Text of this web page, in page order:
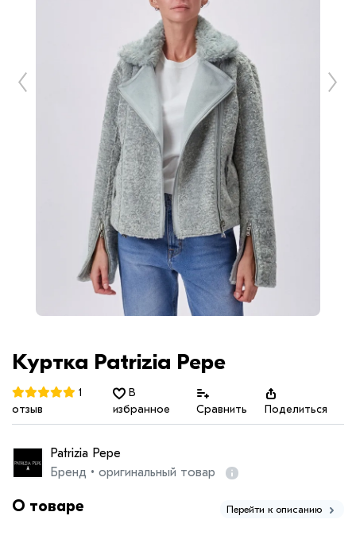
Куртка Patrizia Pepe
1
отзыв
В
избранное
Сравнить Поделиться
Patrizia Pepe
Бренд • оригинальный товар
О товаре Перейти к описанию